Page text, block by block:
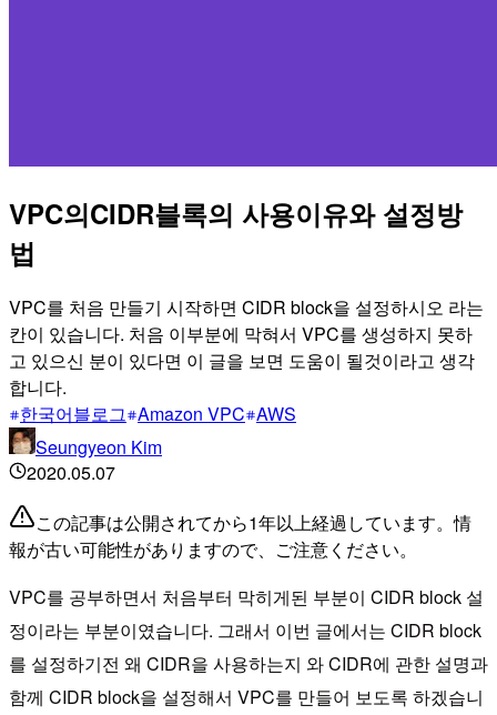
VPC의CIDR블록의 사용이유와 설정방
법
VPC를 처음 만들기 시작하면 CIDR block을 설정하시오 라는
칸이 있습니다. 처음 이부분에 막혀서 VPC를 생성하지 못하
고 있으신 분이 있다면 이 글을 보면 도움이 될것이라고 생각
합니다.
한국어블로그 Amazon VPC AWS
Seungyeon Kim
2020.05.07
この記事は公開されてから1年以上経過しています。情
報が古い可能性がありますので、ご注意ください。
VPC를 공부하면서 처음부터 막히게된 부분이 CIDR block 설
정이라는 부분이였습니다. 그래서 이번 글에서는 CIDR block
를 설정하기전 왜 CIDR을 사용하는지 와 CIDR에 관한 설명과
함께 CIDR block을 설정해서 VPC를 만들어 보도록 하겠습니